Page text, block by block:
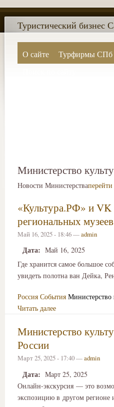
О сайте Турфирмы СПб
Туристический бизнес
Министерство
Новости Министерства
«Культура.РФ» и VK
региональных
Май 16, 2025 - 18:46 —admin
Дата: Май 16, 2025
Где хранится самое большое
увидеть полотна ван Дейка,
Россия События
Читать далее
Министерство
России
Март 25, 2025 - 17:40 —admin
Дата: Март 25, 2025
Онлайн-экскурсия — это
экспозицию в другом регионе